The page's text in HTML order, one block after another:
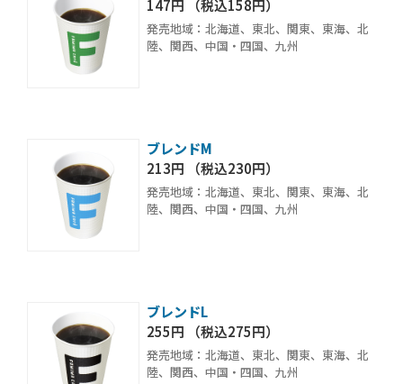
147円 （税込158円）
発売地域：北海道、東北、関東、東海、北
陸、関西、中国・四国、九州
ブレンドM
213円 （税込230円）
発売地域：北海道、東北、関東、東海、北
陸、関西、中国・四国、九州
ブレンドL
255円 （税込275円）
発売地域：北海道、東北、関東、東海、北
陸、関西、中国・四国、九州